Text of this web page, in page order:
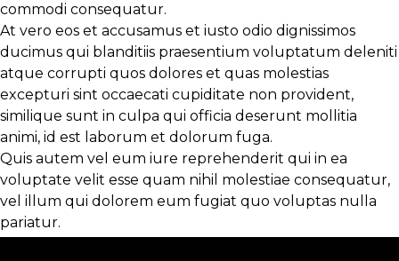
commodi consequatur.
At vero eos et accusamus et iusto odio dignissimos
ducimus qui blanditiis praesentium voluptatum deleniti
atque corrupti quos dolores et quas molestias
excepturi sint occaecati cupiditate non provident,
similique sunt in culpa qui officia deserunt mollitia
animi, id est laborum et dolorum fuga.
Quis autem vel eum iure reprehenderit qui in ea
voluptate velit esse quam nihil molestiae consequatur,
vel illum qui dolorem eum fugiat quo voluptas nulla
pariatur.